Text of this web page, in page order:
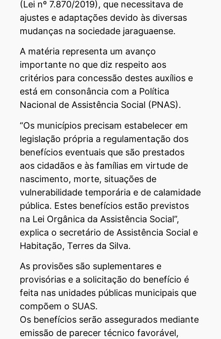
(Lei nº 7.870/2019), que necessitava de
ajustes e adaptações devido às diversas
mudanças na sociedade jaraguaense.
A matéria representa um avanço
importante no que diz respeito aos
critérios para concessão destes auxílios e
está em consonância com a Política
Nacional de Assistência Social (PNAS).
“Os municípios precisam estabelecer em
legislação própria a regulamentação dos
benefícios eventuais que são prestados
aos cidadãos e às famílias em virtude de
nascimento, morte, situações de
vulnerabilidade temporária e de calamidade
pública. Estes benefícios estão previstos
na Lei Orgânica da Assistência Social”,
explica o secretário de Assistência Social e
Habitação, Terres da Silva.
As provisões são suplementares e
provisórias e a solicitação do benefício é
feita nas unidades públicas municipais que
compõem o SUAS.
Os benefícios serão assegurados mediante
emissão de parecer técnico favorável,